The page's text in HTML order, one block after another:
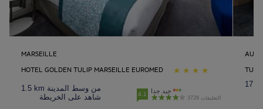
MARSEILLE
HOTEL GOLDEN TULIP MARSEILLE EUROMED
1.5 km من وسط المدينة
شاهد على الخريطة
4.1 جيد جدا
3728 التعليقات